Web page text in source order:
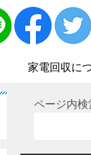
家電回収に
ページ内検